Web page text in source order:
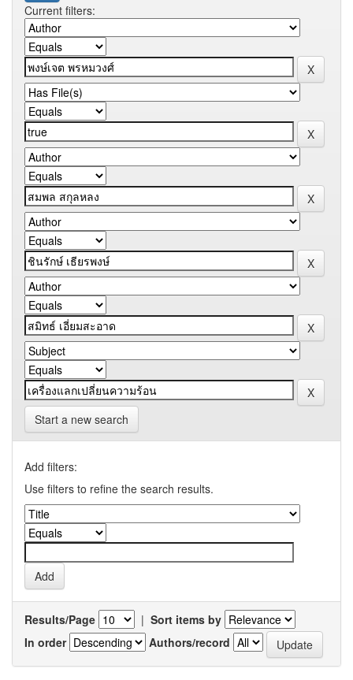
Current filters:
Start a new search
Add filters:
Use filters to refine the search results.
Results/Page | Sort items by
In order
Authors/record